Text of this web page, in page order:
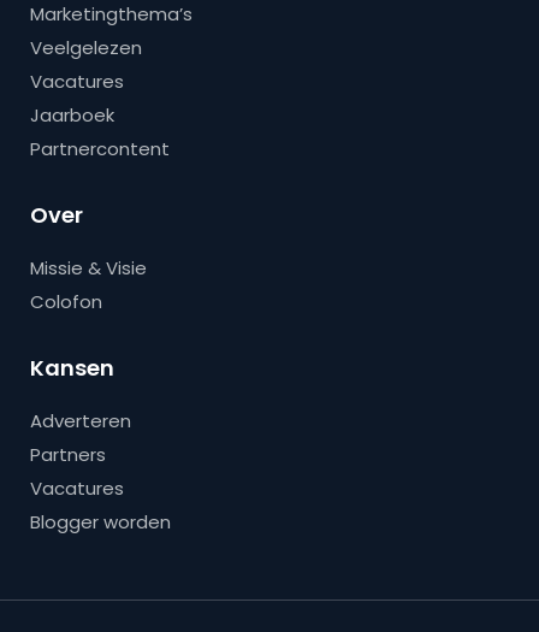
Marketingthema’s
Veelgelezen
Vacatures
Jaarboek
Partnercontent
Over
Missie & Visie
Colofon
Kansen
Adverteren
Partners
Vacatures
Blogger worden